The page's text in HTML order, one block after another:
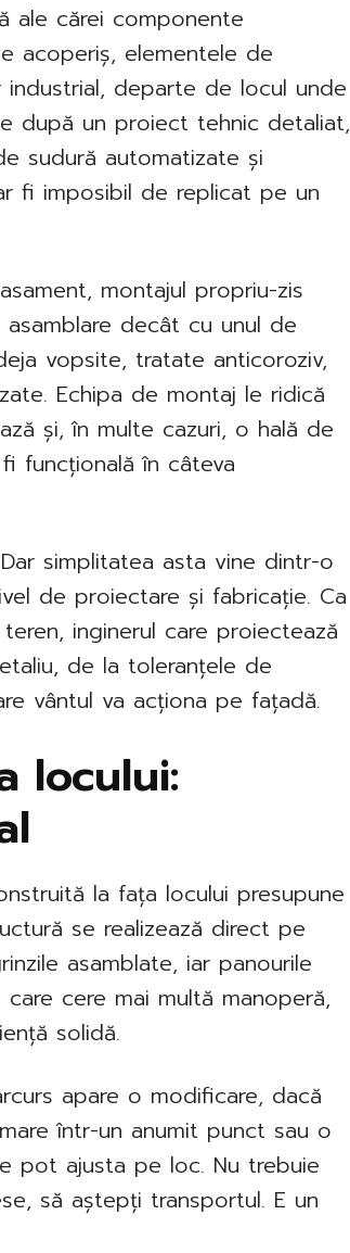
ale cărei componente
acoperiș, elementele de
departe de locul unde
după un proiect tehnic detaliat,
sudură automatizate și
fi imposibil de replicat pe un
montajul propriu-zis
decât cu unul de
vopsite, tratate anticoroziv,
Echipa de montaj le ridică
și, în multe cazuri, o hală de
funcțională în câteva
simplitatea asta vine dintr-o
de proiectare și fabricație. Ca
inginerul care proiectează
de la toleranțele de
vântul va acționa pe fațadă.
locului:
la fața locului presupune
se realizează direct pe
asamblate, iar panourile
cere mai multă manoperă,
solidă.
apare o modificare, dacă
într-un anumit punct sau o
pot ajusta pe loc. Nu trebuie
să aștepți transportul. E un